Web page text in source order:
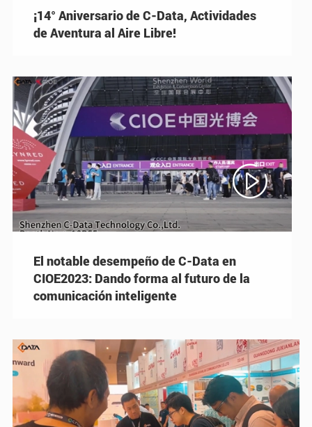
¡14° Aniversario de C-Data, Actividades
de Aventura al Aire Libre!

El notable desempeño de C-Data en
CIOE2023: Dando forma al futuro de la
comunicación inteligente